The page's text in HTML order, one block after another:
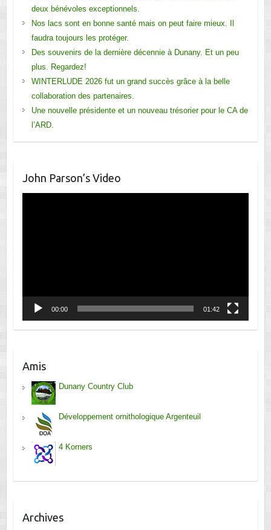
deux bénévoles exceptionnels.
Nos lacs sont en bonne santé mais on peut faire mieux. Il
faudra toujours les protéger.
Des souvenirs de la dernière décennie à Dunany. Et un peu
plus. Regardez!
WINTERLUDE 2026 fut un grand succès grâce à la belle
collaboration des partenaires.
Une nouvelle présidente et un nouveau trésorier pour le CA de
l’ARD.
John Parson’s Video
00:00 01:42
Amis
Dunany Country Club
Développement ornithologique Argenteuil
4 Korners
Archives